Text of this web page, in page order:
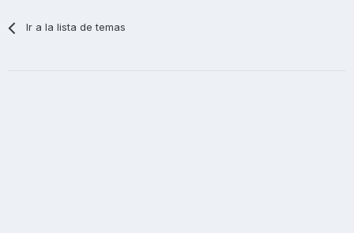
Ir a la lista de temas